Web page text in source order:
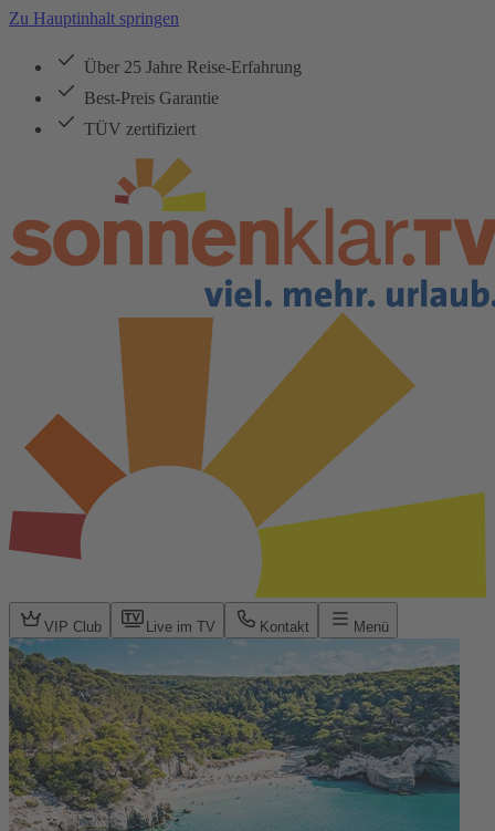
Zu Hauptinhalt springen
Über 25 Jahre Reise-Erfahrung
Best-Preis Garantie
TÜV zertifiziert
VIP Club Live im TV Kontakt Menü